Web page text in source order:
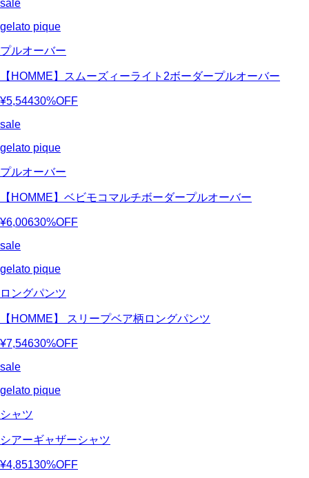
sale
gelato pique
プルオーバー
【HOMME】スムーズィーライト2ボーダープルオーバー
¥5,54430%OFF
sale
gelato pique
プルオーバー
【HOMME】ベビモコマルチボーダープルオーバー
¥6,00630%OFF
sale
gelato pique
ロングパンツ
【HOMME】 スリープベア柄ロングパンツ
¥7,54630%OFF
sale
gelato pique
シャツ
シアーギャザーシャツ
¥4,85130%OFF